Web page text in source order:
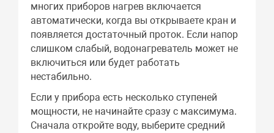
многих приборов нагрев включается
автоматически, когда вы открываете кран и
появляется достаточный проток. Если напор
слишком слабый, водонагреватель может не
включиться или будет работать
нестабильно.
Если у прибора есть несколько ступеней
мощности, не начинайте сразу с максимума.
Сначала откройте воду, выберите средний